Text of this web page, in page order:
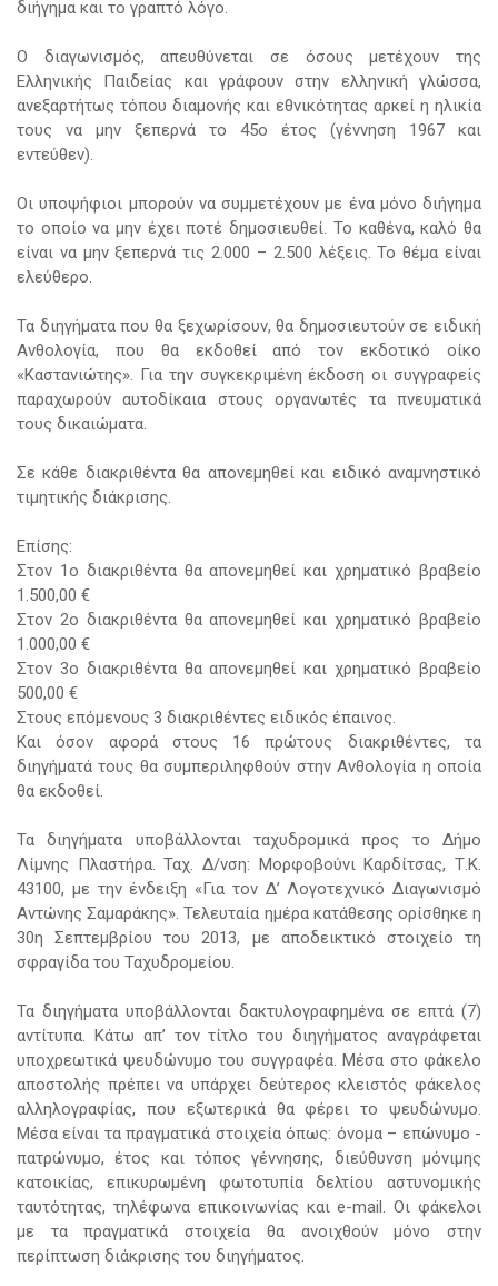
διήγημα και το γραπτό λόγο.
Ο διαγωνισμός, απευθύνεται σε όσους μετέχουν της
Ελληνικής Παιδείας και γράφουν στην ελληνική γλώσσα,
ανεξαρτήτως τόπου διαμονής και εθνικότητας αρκεί η ηλικία
τους να μην ξεπερνά το 45ο έτος (γέννηση 1967 και
εντεύθεν).
Οι υποψήφιοι μπορούν να συμμετέχουν με ένα μόνο διήγημα
το οποίο να μην έχει ποτέ δημοσιευθεί. Το καθένα, καλό θα
είναι να μην ξεπερνά τις 2.000 – 2.500 λέξεις. Το θέμα είναι
ελεύθερο.
Τα διηγήματα που θα ξεχωρίσουν, θα δημοσιευτούν σε ειδική
Ανθολογία, που θα εκδοθεί από τον εκδοτικό οίκο
«Καστανιώτης». Για την συγκεκριμένη έκδοση οι συγγραφείς
παραχωρούν αυτοδίκαια στους οργανωτές τα πνευματικά
τους δικαιώματα.
Σε κάθε διακριθέντα θα απονεμηθεί και ειδικό αναμνηστικό
τιμητικής διάκρισης.
Επίσης:
Στον 1ο διακριθέντα θα απονεμηθεί και χρηματικό βραβείο
1.500,00 €
Στον 2ο διακριθέντα θα απονεμηθεί και χρηματικό βραβείο
1.000,00 €
Στον 3ο διακριθέντα θα απονεμηθεί και χρηματικό βραβείο
500,00 €
Στους επόμενους 3 διακριθέντες ειδικός έπαινος.
Και όσον αφορά στους 16 πρώτους διακριθέντες, τα
διηγήματά τους θα συμπεριληφθούν στην Ανθολογία η οποία
θα εκδοθεί.
Τα διηγήματα υποβάλλονται ταχυδρομικά προς το Δήμο
Λίμνης Πλαστήρα. Ταχ. Δ/νση: Μορφοβούνι Καρδίτσας, Τ.Κ.
43100, με την ένδειξη «Για τον Δ’ Λογοτεχνικό Διαγωνισμό
Αντώνης Σαμαράκης». Τελευταία ημέρα κατάθεσης ορίσθηκε η
30η Σεπτεμβρίου του 2013, με αποδεικτικό στοιχείο τη
σφραγίδα του Ταχυδρομείου.
Τα διηγήματα υποβάλλονται δακτυλογραφημένα σε επτά (7)
αντίτυπα. Κάτω απ’ τον τίτλο του διηγήματος αναγράφεται
υποχρεωτικά ψευδώνυμο του συγγραφέα. Μέσα στο φάκελο
αποστολής πρέπει να υπάρχει δεύτερος κλειστός φάκελος
αλληλογραφίας, που εξωτερικά θα φέρει το ψευδώνυμο.
Μέσα είναι τα πραγματικά στοιχεία όπως: όνομα – επώνυμο -
πατρώνυμο, έτος και τόπος γέννησης, διεύθυνση μόνιμης
κατοικίας, επικυρωμένη φωτοτυπία δελτίου αστυνομικής
ταυτότητας, τηλέφωνα επικοινωνίας και e-mail. Οι φάκελοι
με τα πραγματικά στοιχεία θα ανοιχθούν μόνο στην
περίπτωση διάκρισης του διηγήματος.